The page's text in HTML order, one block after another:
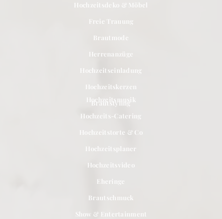
Hochzeitsdeko & Möbel
Freie Trauung
Brautmode
Herrenanzüge
Hochzeitseinladung
Hochzeitskerzen
Brautstyling
Hochzeitsmusik
Hochzeits-Catering
Hochzeitstorte & Co
Hochzeitsplaner
Hochzeitsvideo
Eheringe
Brautschmuck
Show & Entertainment